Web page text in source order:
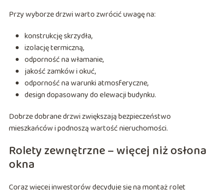
Przy wyborze drzwi warto zwrócić uwagę na:
konstrukcję skrzydła,
izolację termiczną,
odporność na włamanie,
jakość zamków i okuć,
odporność na warunki atmosferyczne,
design dopasowany do elewacji budynku.
Dobrze dobrane drzwi zwiększają bezpieczeństwo
mieszkańców i podnoszą wartość nieruchomości.
Rolety zewnętrzne – więcej niż osłona
okna
Coraz więcej inwestorów decyduje się na montaż rolet